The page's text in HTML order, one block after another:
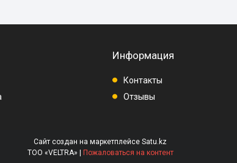
Информация
Контакты
Отзывы
Сайт создан на маркетплейсе Satu.kz
ТОО «VELTRA» | Пожаловаться на контент